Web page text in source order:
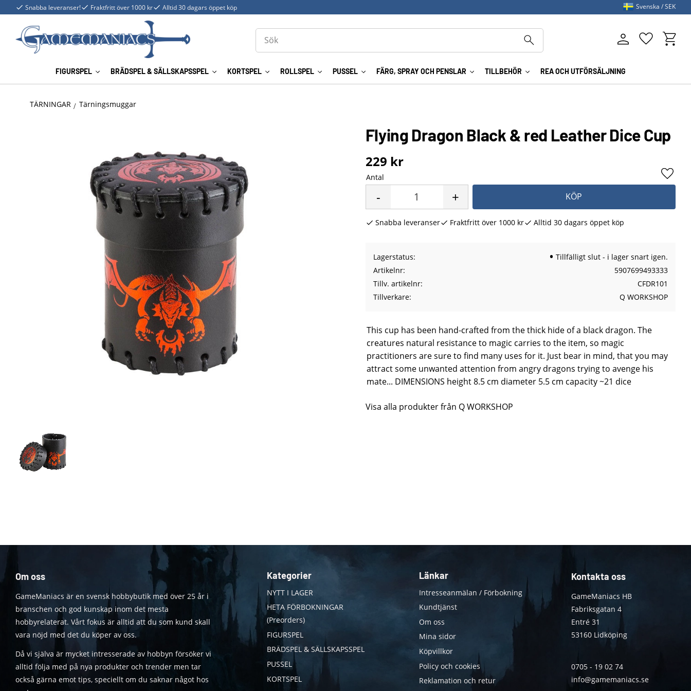
Snabba leveranser! Fraktfritt över 1000 kr Alltid 30 dagars öppet köp
FIGURSPEL BRÄDSPEL & SÄLLSKAPSSPEL KORTSPEL ROLLSPEL PUSSEL FÄRG, SPRAY OCH PENSLAR TILLBEHÖR REA OCH UTFÖRSÄLJNING
Favoriter
Svenska SEK
TÄRNINGAR Tärningsmuggar
Flying Dragon Black & red Leather Dice Cup
229 kr
Antal
+
- KÖP
Lägg
Snabba leveranser Fraktfritt över 1000 kr Alltid 30 dagars öppet köp
Lagerstatus
Tillfälligt slut - i lager snart igen.
Artikelnr
5907699493333
Tillv. artikelnr
CFDR101
Tillverkare
Q WORKSHOP
This cup has been hand-crafted from the thick hide of a black dragon. The
creatures natural resistance to magic carries to the item, so magic
practitioners are sure to find many uses for it. Just bear in mind, that you may
attract some unwanted attention from angry dragons trying to avenge his
mate... DIMENSIONS height 8.5 cm diameter 5.5 cm capacity ~21 dice
Visa alla produkter från Q WORKSHOP
Om oss
GameManiacs är en svensk hobbybutik med över 25 år i
branschen och god kunskap inom det mesta
hobbyrelaterat. Vårt fokus är alltid att du som kund skall
vara nöjd med det du köper av oss.
Då vi själva är mycket intresserade av hobbyn försöker vi
alltid följa med på nya produkter och trender men tar
också gärna emot tips, speciellt om du saknar något hos
Kategorier
NYTT I LAGER
HETA FÖRBOKNINGAR
(Preorders)
FIGURSPEL
BRÄDSPEL & SÄLLSKAPSSPEL
PUSSEL
KORTSPEL
Länkar
Intresseanmälan / Förbokning
Kundtjänst
Om oss
Mina sidor
Köpvillkor
Policy och cookies
Reklamation och retur
Kontakta oss
GameManiacs HB
Fabriksgatan 4
Entré 31
53160 Lidköping
0705 - 19 02 74
info@gamemaniacs.se